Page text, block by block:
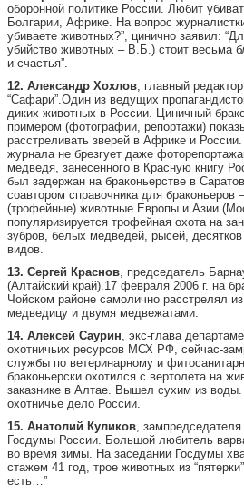
оборонной политике России. Любит
Болгарии, Африке. На вопрос
убиваете животных?”, цинично заявил:
убийство животных – В.Б.) стоит весьма
и счастья”.
12. Александр Хохлов, главный
“Сафари”.Один из ведущих
диких животных в России. Циничный
примером (фотографии, репортажи)
расстреливать зверей в Африке и
журнала не брезгует даже
медведя, занесенного в Красную книгу
был задержан на браконьерстве в
соавтором справочника для браконьеров
(трофейные) животные Европы и Азии
популяризируется трофейная охота на
зубров, белых медведей, рысей,
видов.
13. Сергей Краснов, председатель
(Алтайский край).17 февраля 2006 г. на
Чойском районе самолично расстрелял
медведицу и двумя медвежатами.
14. Алексей Саурин, экс-глава
охотничьих ресурсов МСХ РФ, сейчас-
службы по ветеринарному и
браконьерски охотился с вертолета на
заказнике в Алтае. Вышел сухим из
охотничье дело России.
15. Анатолий Куликов, зампредседателя
Госдумы России. Большой любитель
во время зимы. На заседании Госдумы
стажем 41 год, трое животных из
есть…”